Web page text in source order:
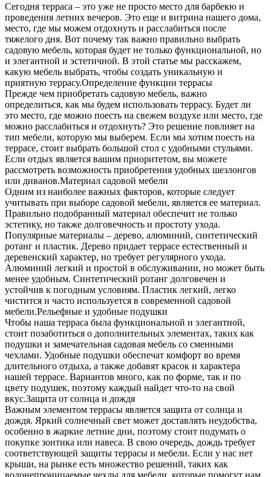
Сегодня терраса – это уже не просто место для барбекю и
проведения летних вечеров. Это еще и витрина нашего дома,
место, где мы можем отдохнуть и расслабиться после
тяжелого дня. Вот почему так важно правильно выбрать
садовую мебель, которая будет не только функциональной, но
и элегантной и эстетичной. В этой статье мы расскажем,
какую мебель выбрать, чтобы создать уникальную и
приятную террасу.Определение функции террасы
Прежде чем приобретать садовую мебель, важно
определиться, как мы будем использовать террасу. Будет ли
это место, где можно поесть на свежем воздухе или место, где
можно расслабиться и отдохнуть? Это решение повлияет на
тип мебели, которую мы выберем. Если мы хотим поесть на
террасе, стоит выбрать большой стол с удобными стульями.
Если отдых является вашим приоритетом, вы можете
рассмотреть возможность приобретения удобных шезлонгов
или диванов.Материал садовой мебели
Одним из наиболее важных факторов, которые следует
учитывать при выборе садовой мебели, является ее материал.
Правильно подобранный материал обеспечит не только
эстетику, но также долговечность и простоту ухода.
Популярные материалы – дерево, алюминий, синтетический
ротанг и пластик. Дерево придает террасе естественный и
деревенский характер, но требует регулярного ухода.
Алюминий легкий и простой в обслуживании, но может быть
менее удобным. Синтетический ротанг долговечен и
устойчив к погодным условиям. Пластик легкий, легко
чистится и часто используется в современной садовой
мебели.Рельефные и удобные подушки
Чтобы наша терраса была функциональной и элегантной,
стоит позаботиться о дополнительных элементах, таких как
подушки и замечательная садовая мебель со сменными
чехлами. Удобные подушки обеспечат комфорт во время
длительного отдыха, а также добавят красок и характера
нашей террасе. Вариантов много, как по форме, так и по
цвету подушек, поэтому каждый найдет что-то на свой
вкус.Защита от солнца и дождя
Важным элементом террасы является защита от солнца и
дождя. Яркий солнечный свет может доставлять неудобства,
особенно в жаркие летние дни, поэтому стоит подумать о
покупке зонтика или навеса. В свою очередь, дождь требует
соответствующей защиты террасы и мебели. Если у нас нет
крыши, на рынке есть множество решений, таких как
водонепроницаемые чехлы для мебели, которые помогут нам